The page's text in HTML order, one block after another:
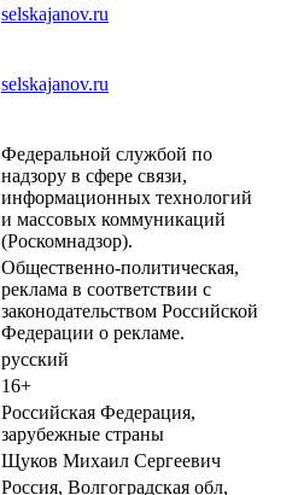
selskajanov.ru
selskajanov.ru
Федеральной службой по
надзору в сфере связи,
информационных технологий
и массовых коммуникаций
(Роскомнадзор).
Общественно-политическая,
реклама в соответствии с
законодательством Российской
Федерации о рекламе.
русский
16+
Российская Федерация,
зарубежные страны
Щуков Михаил Сергеевич
Россия, Волгоградская обл,